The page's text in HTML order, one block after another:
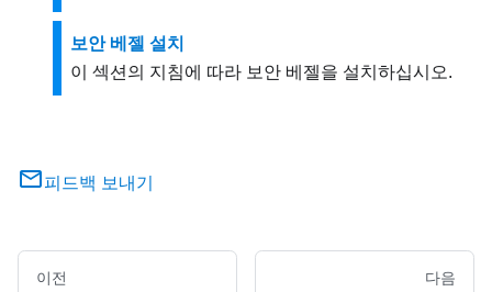
보안 베젤 설치
이 섹션의 지침에 따라 보안 베젤을 설치하십시오.
피드백 보내기
이전 다음